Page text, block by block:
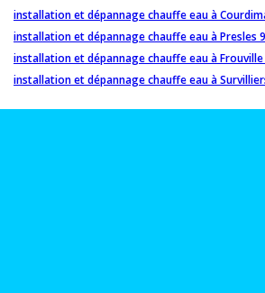
installation et dépannage chauffe eau à
installation et dépannage chauffe eau à Presles
installation et dépannage chauffe eau à Frouville
installation et dépannage chauffe eau à